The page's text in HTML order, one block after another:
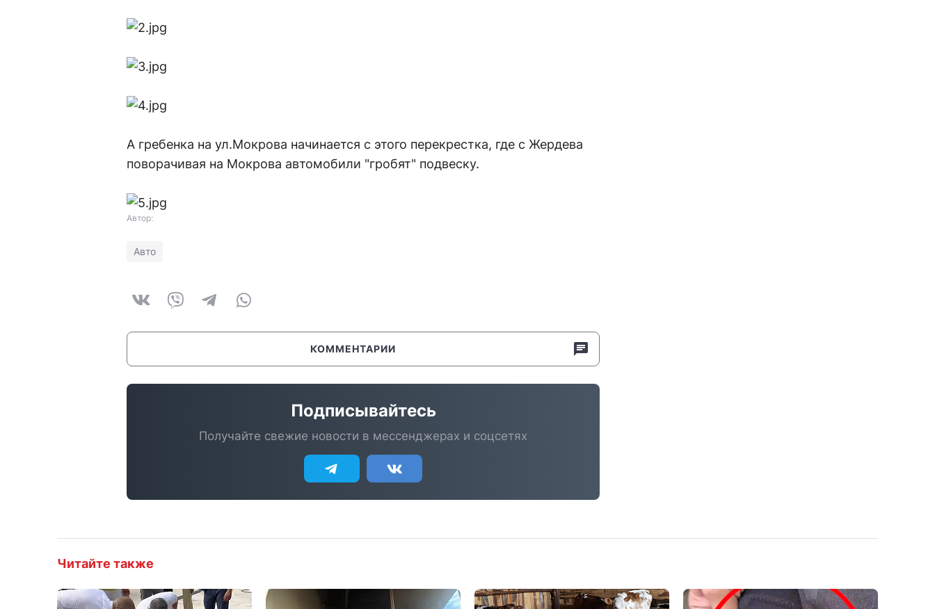
А гребенка на ул.Мокрова начинается с этого перекрестка, где с Жердева
поворачивая на Мокрова автомобили "гробят" подвеску.
Автор:
Авто
КОММЕНТАРИИ
Подписывайтесь
Получайте свежие новости в мессенджерах и соцсетях
Читайте также